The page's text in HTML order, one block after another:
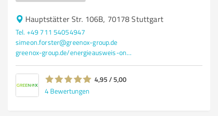
Hauptstätter Str. 106B, 70178 Stuttgart
Tel. +49 711 54054947
simeon.forster@greenox-group.de
greenox-group.de/energieausweis-online/
4,95 / 5,00
4 Bewertungen